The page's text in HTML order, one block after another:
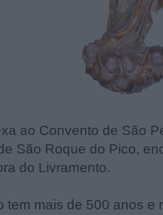
ao Convento de São
São Roque do Pico,
do Livramento.
tem mais de 500 anos e